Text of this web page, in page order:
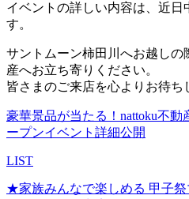
イベントの詳しい内容は、近日
す。
サントムーン柿田川へお越しの
産へお立ち寄りください。
皆さまのご来店を心よりお待ち
豪華景品が当たる！nattoku不
ープンイベント詳細公開
LIST
★家族みんなで楽しめる 甲子